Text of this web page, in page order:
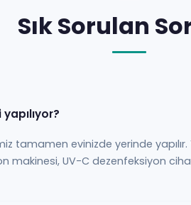
Sık Sorulan
tamamen evinizde yerinde yapılır.
makinesi, UV-C dezenfeksiyon